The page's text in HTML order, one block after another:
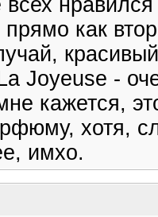
как
Joyeuse -
кажется,
хотя,
имхо.